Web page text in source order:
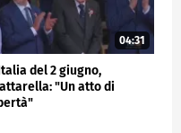
alle esibizioni della
Orchestra della
04:31
del 2 giugno,
"Un atto di